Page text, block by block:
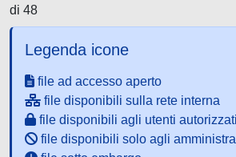
di 48
Legenda icone
file ad accesso aperto
file disponibili sulla rete interna
file disponibili agli utenti autorizzati
file disponibili solo agli